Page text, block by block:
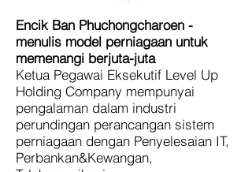
Encik Ban Phuchongcharoen -
menulis model perniagaan untuk
memenangi berjuta-juta
Ketua Pegawai Eksekutif Level Up
Holding Company mempunyai
pengalaman dalam industri
perundingan perancangan sistem
perniagaan dengan Penyelesaian IT,
Perbankan&Kewangan,